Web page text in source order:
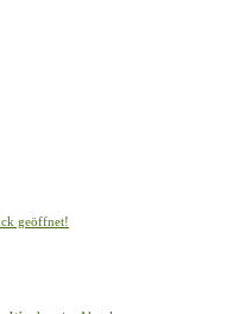
geöffnet!